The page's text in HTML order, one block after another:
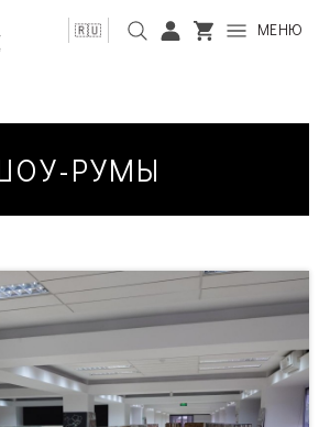
🇷🇺 МЕНЮ
РУМЫ